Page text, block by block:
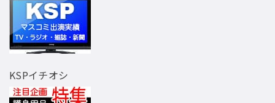
KSPイチオシ